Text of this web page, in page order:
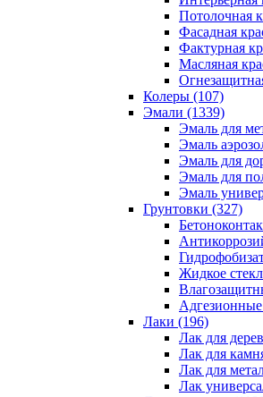
Потолочная
Фасадная
Фактурная
Масляная
Колеры (107)
Эмали (1339)
Эмаль для
Эмаль
Эмаль для
Эмаль для
Эмаль
Грунтовки (327)
Жидкое
Лаки (196)
Лак для
Лак для
Лак для
Лак